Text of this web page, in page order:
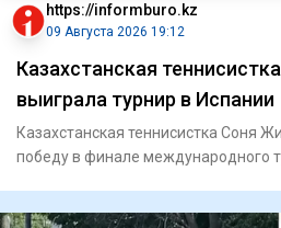
https://informburo.kz
09 Августа 2026 19:12
Казахстанская
выиграла турнир в Испании
Казахстанская теннисистка Соня
победу в финале международного